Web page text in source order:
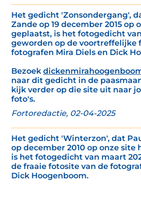
Het gedicht 'Zonsondergang',
Zande op 19 december 2015 op
geplaatst, is het fotogedicht
geworden op de voortreffelijke
fotografen Mira Diels en Dick
Bezoek
naar dit gedicht in de
kijk verder op die site uit naar
foto's.
Fortoredactie, 02-04-2025
Het gedicht 'Winterzon', dat
op december 2010 op onze site
is het fotogedicht van maart
de fraaie fotosite van de
Dick Hoogenboom.